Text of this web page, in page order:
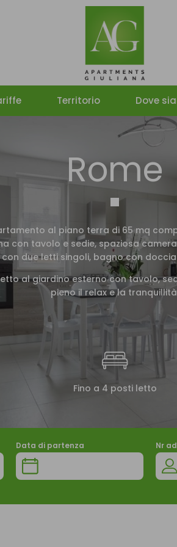
Territorio Dove
Rome
al piano terra di 65 mq
con tavolo e sedie, spaziosa
con due letti singoli, bagno con
al giardino esterno con tavolo,
pieno il relax e la
Fino a 4 posti letto
Data di partenza Nr